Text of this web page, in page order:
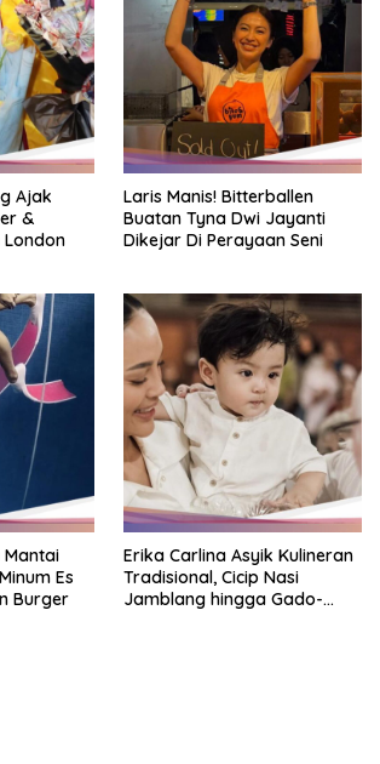
Ajak
&
London
Laris Manis! Bitterballen
Buatan Tyna Dwi Jayanti
Dikejar Di Perayaan Seni
Es
Burger
Erika Carlina Asyik Kulineran
Tradisional, Cicip Nasi
Jamblang hingga Gado-